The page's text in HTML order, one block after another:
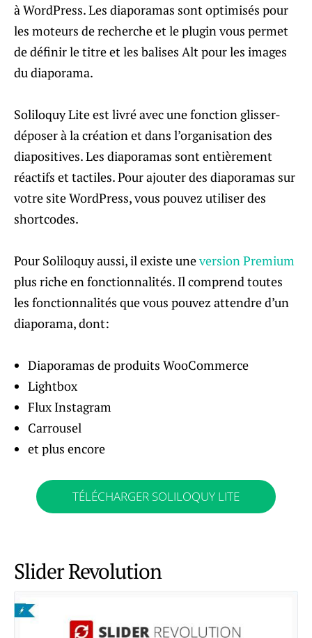
à WordPress. Les diaporamas sont optimisés pour
les moteurs de recherche et le plugin vous permet
de définir le titre et les balises Alt pour les images
du diaporama.
Soliloquy Lite est livré avec une fonction glisser-
déposer à la création et dans l’organisation des
diapositives. Les diaporamas sont entièrement
réactifs et tactiles. Pour ajouter des diaporamas sur
votre site WordPress, vous pouvez utiliser des
shortcodes.
Pour Soliloquy aussi, il existe uneversion Premium
plus riche en fonctionnalités. Il comprend toutes
les fonctionnalités que vous pouvez attendre d’un
diaporama, dont:
Diaporamas de produits WooCommerce
Lightbox
Flux Instagram
Carrousel
et plus encore
TÉLÉCHARGER SOLILOQUY LITE
Slider Revolution